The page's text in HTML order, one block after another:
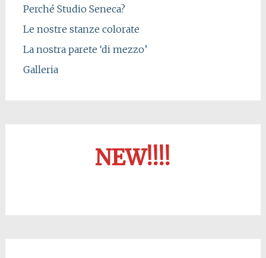
Perché Studio Seneca?
Le nostre stanze colorate
La nostra parete ‘di mezzo’
Galleria
NEW!!!!